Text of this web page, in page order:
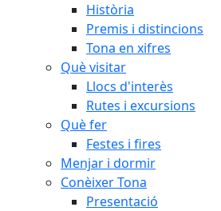
Història
Premis i distincions
Tona en xifres
Què visitar
Llocs d'interès
Rutes i excursions
Què fer
Festes i fires
Menjar i dormir
Conèixer Tona
Presentació